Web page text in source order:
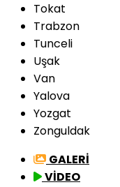
Tokat
Trabzon
Tunceli
Uşak
Van
Yalova
Yozgat
Zonguldak
GALERİ
VİDEO